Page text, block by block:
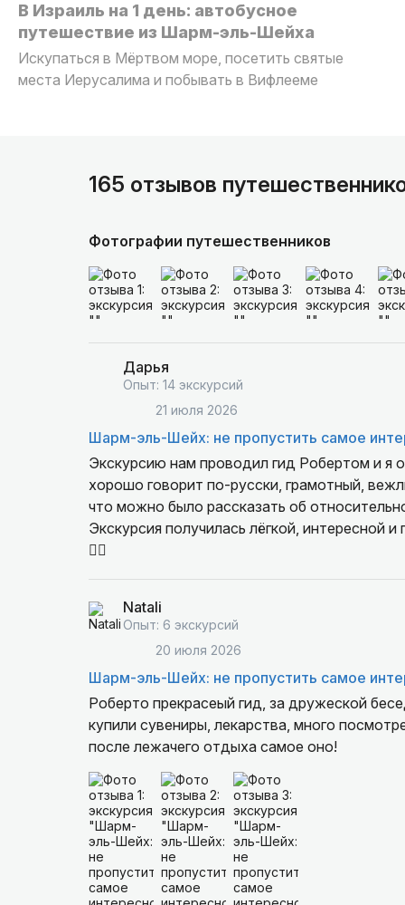
В Израиль на 1 день: автобусное
путешествие из Шарм-эль-Шейха
Искупаться в Мёртвом море, посетить святые
места Иерусалима и побывать в Вифлееме
165 отзывов
Фотографии путешественников
Дарья
Опыт: 14 экскурсий
21 июля 2026
Шарм-эль-Шейх: не пропустить самое
Экскурсию нам проводил гид Робертом и я
хорошо говорит по-русски, грамотный,
что можно было рассказать об
Экскурсия получилась лёгкой, интересной
👌🏻
Natali
Опыт: 6 экскурсий
20 июля 2026
Шарм-эль-Шейх: не пропустить самое
Роберто прекрасеый гид, за дружеской
купили сувениры, лекарства, много
после лежачего отдыха самое оно!